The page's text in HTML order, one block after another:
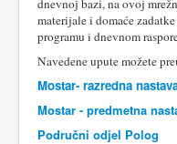
dnevnoj bazi, na ovoj
materijale i domaće
programu i dnevnom
Navedene upute možete
Mostar- razredna
Mostar - predmetna
Područni odjel Polog